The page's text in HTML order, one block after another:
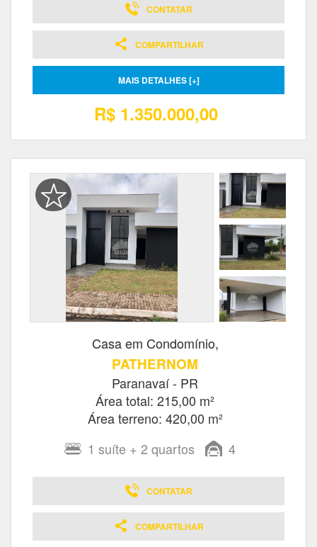
CONTATAR
COMPARTILHAR
MAIS DETALHES [+]
R$ 1.350.000,00
Casa em Condomínio,
PATHERNOM
Paranavaí - PR
Área total: 215,00 m²
Área terreno: 420,00 m²
1 suíte + 2 quartos 4
CONTATAR
COMPARTILHAR